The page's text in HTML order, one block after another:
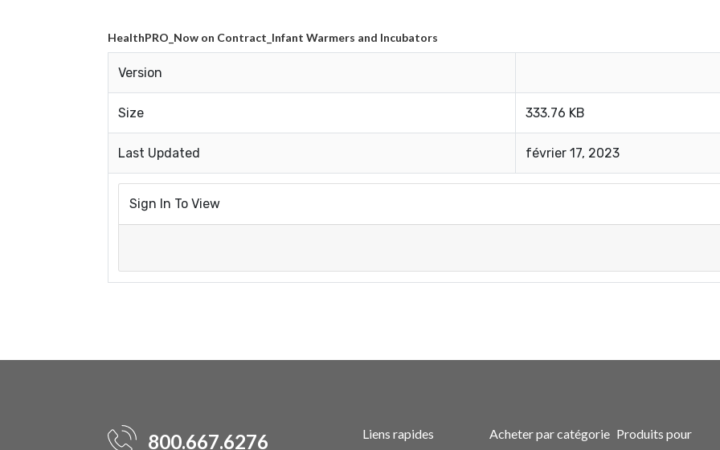
HealthPRO_Now on Contract_Infant Warmers and Incubators
Version
Size 333.76 KB
Last Updated février 17, 2023
Sign In To View
800.667.6276 Liens rapides Acheter par catégorie Produits pour